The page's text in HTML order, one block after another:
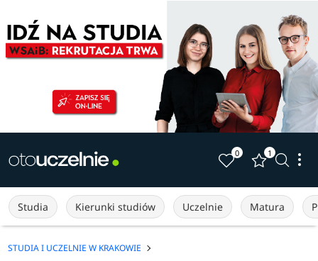
0 1
Studia Kierunki studiów Uczelnie Matura
STUDIA I UCZELNIE W KRAKOWIE